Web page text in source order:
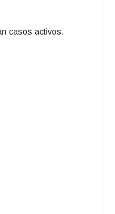
casos activos.